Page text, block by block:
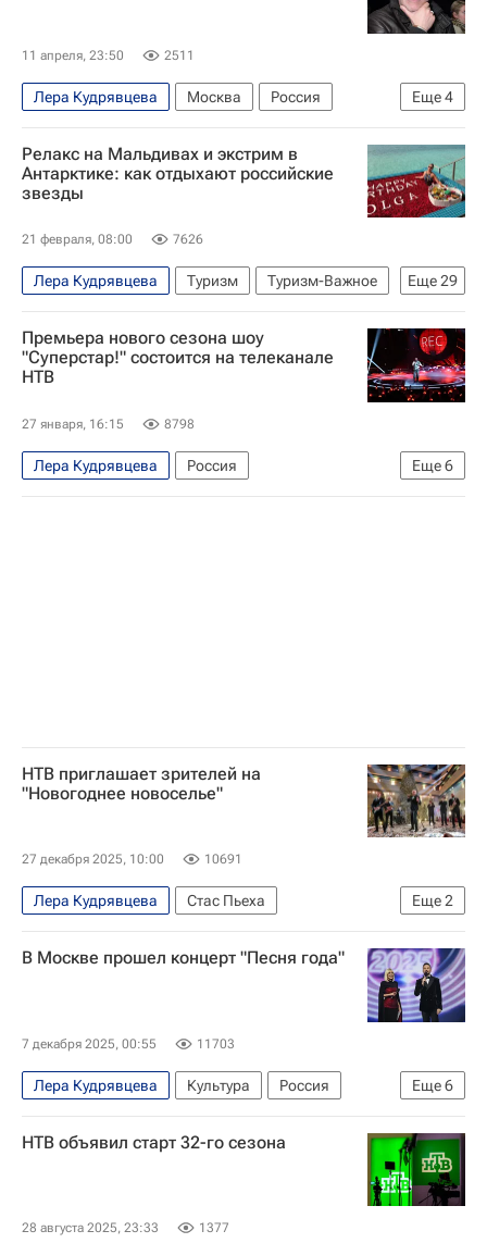
11 апреля, 23:50 2511
Еще4
Лера Кудрявцева Москва
Россия
Тигран Кеосаян
Маргарита Симоньян
Мираж
НТВ (телеканал)
Релакс на Мальдивах и экстрим в
Антарктике: как отдыхают российские
звезды
21 февраля, 08:00 7626
Еще29
Лера Кудрявцева Туризм
Туризм-Важное
Байкал
Мальдивы Сочи
Ольга Бузова
Дима Билан (Виктор Белан)
Елизавета Боярская
Юлия Барановская
Светлана Бондарчук
Виктория Боня
Алсу (Алсу Абрамова)
Ксения Бородина
Отдых на море
маршруты
Премьера нового сезона шоу
"Суперстар!" состоится на телеканале
НТВ
27 января, 16:15 8798
Еще6
Лера Кудрявцева
Россия
Шура (Александр Медведев)
Стас Пьеха
НТВ приглашает зрителей на
"Новогоднее новоселье"
27 декабря 2025, 10:00 10691
Еще2
Лера Кудрявцева
Стас Пьеха
Леонид Каневский
НТВ (телеканал)
В Москве прошел концерт "Песня года"
7 декабря 2025, 00:55 11703
Еще6
Лера Кудрявцева Культура
Россия
Москва
РСФСР
Сергей Лазарев
Григорий Лепс
Мегаспорт Культура
НТВ объявил старт 32-го сезона
28 августа 2025, 23:33 1377